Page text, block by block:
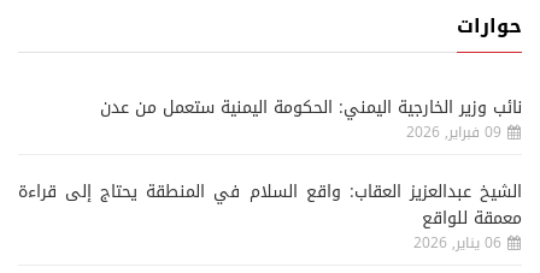
حوارات
نائب وزير الخارجية اليمني: الحكومة اليمنية ستعمل من عدن
09 فبراير, 2026
الشيخ عبدالعزيز العقاب: واقع السلام في المنطقة يحتاج إلى قراءة
معمقة للواقع
06 يناير, 2026